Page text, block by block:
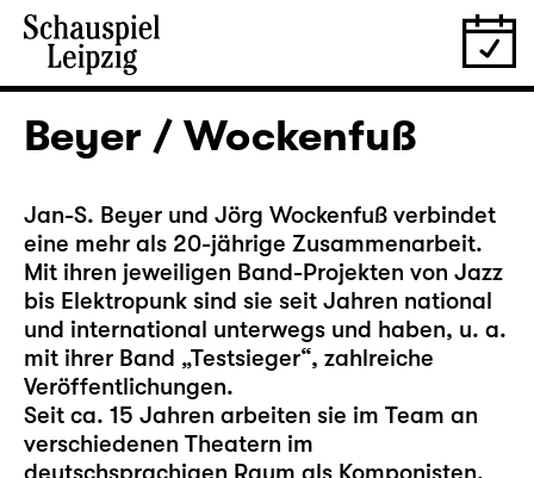
Beyer / Wockenfuß
Jan-S. Beyer und Jörg Wockenfuß verbindet
eine mehr als 20-jährige Zusammenarbeit.
Mit ihren jeweiligen Band-Projekten von Jazz
bis Elektropunk sind sie seit Jahren national
und international unterwegs und haben, u. a.
mit ihrer Band „Testsieger“, zahlreiche
Veröffentlichungen.
Seit ca. 15 Jahren arbeiten sie im Team an
verschiedenen Theatern im